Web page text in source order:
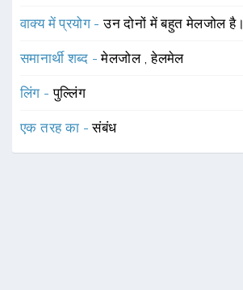
वाक्य में प्रयोग -उन दोनों में बहुत मेलजोल है।
समानार्थी शब्द -मेलजोल ,हेलमेल
लिंग -पुल्लिंग
एक तरह का -संबंध